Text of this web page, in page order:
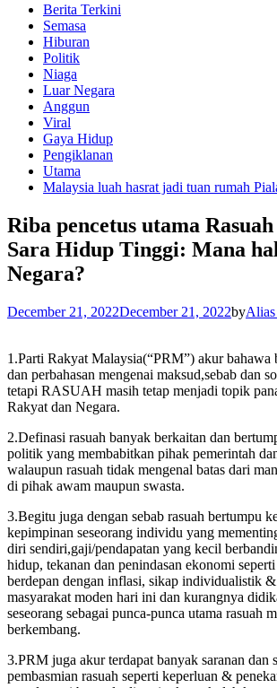
Berita Terkini
Semasa
Hiburan
Politik
Niaga
Luar Negara
Anggun
Viral
Gaya Hidup
Pengiklanan
Utama
Malaysia luah hasrat jadi tuan rumah
Riba pencetus utama
Sara Hidup Tinggi: Mana
Negara?
December 21, 2022December 21, 2022by
1.Parti Rakyat Malaysia(“PRM”) akur bahawa
dan perbahasan mengenai maksud,sebab dan
tetapi RASUAH masih tetap menjadi topik
Rakyat dan Negara.
2.Definasi rasuah banyak berkaitan dan
politik yang membabitkan pihak pemerintah
walaupun rasuah tidak mengenal batas dari
di pihak awam maupun swasta.
3.Begitu juga dengan sebab rasuah bertumpu
kepimpinan seseorang individu yang
diri sendiri,gaji/pendapatan yang kecil
hidup, tekanan dan penindasan ekonomi
berdepan dengan inflasi, sikap individualistik
masyarakat moden hari ini dan kurangnya
seseorang sebagai punca-punca utama rasuah
berkembang.
3.PRM juga akur terdapat banyak saranan dan
pembasmian rasuah seperti keperluan &